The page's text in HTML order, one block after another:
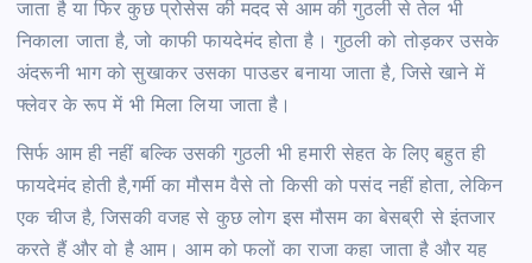
जाता है या फिर कुछ प्रोसेस की मदद से आम की गुठली से तेल भी
निकाला जाता है, जो काफी फायदेमंद होता है। गुठली को तोड़कर उसके
अंदरूनी भाग को सुखाकर उसका पाउडर बनाया जाता है, जिसे खाने में
फ्लेवर के रूप में भी मिला लिया जाता है।
सिर्फ आम ही नहीं बल्कि उसकी गुठली भी हमारी सेहत के लिए बहुत ही
फायदेमंद होती है,गर्मी का मौसम वैसे तो किसी को पसंद नहीं होता, लेकिन
एक चीज है, जिसकी वजह से कुछ लोग इस मौसम का बेसब्री से इंतजार
करते हैं और वो है आम। आम को फलों का राजा कहा जाता है और यह